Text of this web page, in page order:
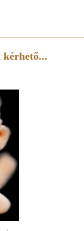
kérhető...